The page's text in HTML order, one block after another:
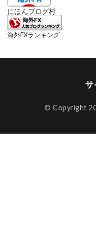
にほんブログ村
海外FXランキング
サ
© Copyright